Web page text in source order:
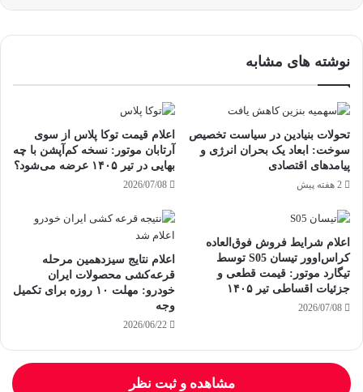
نوشته های مشابه
تحولات بنیادین در سیاست تخصیص
سوخت: ابعاد یک بحران انرژی و
پیامدهای اقتصادی
2 هفته پیش
اعلام قیمت توکا پلاس از سوی
آرتابان موتور: نسخه کم‌آپشن با چه
بهایی در تیر ۱۴۰۵ عرضه می‌شود؟
2026/07/08
اعلام شرایط فروش فوق‌العاده
کراس‌اوور تیسان S05 توسط
تیگارد موتور: قیمت قطعی و
جزئیات اقساطی تیر ۱۴۰۵
2026/07/08
اعلام نتایج سیزدهمین مرحله
قرعه‌کشی محصولات ایران
خودرو: مهلت ۱۰ روزه برای تکمیل
وجه
2026/06/22
مشاهده و ثبت نظر